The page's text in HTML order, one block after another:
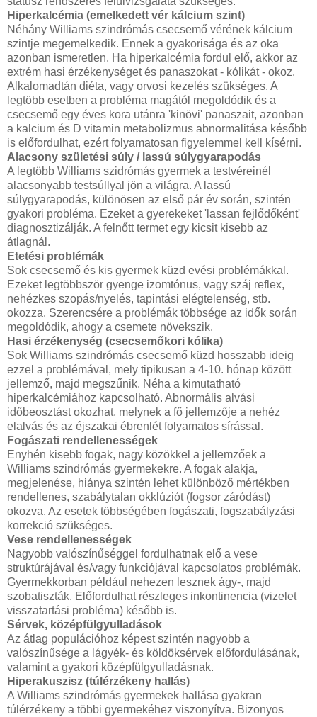
Hiperkalcémia (emelkedett vér kálcium szint)
Néhány Williams szindrómás csecsemő vérének kálcium
szintje megemelkedik. Ennek a gyakorisága és az oka
azonban ismeretlen. Ha hiperkalcémia fordul elő, akkor az
extrém hasi érzékenységet és panaszokat - kólikát - okoz.
Alkalomadtán diéta, vagy orvosi kezelés szükséges. A
legtöbb esetben a probléma magától megoldódik és a
csecsemő egy éves kora utánra 'kinövi' panaszait, azonban
a kalcium és D vitamin metabolizmus abnormalitása később
is előfordulhat, ezért folyamatosan figyelemmel kell kísérni.
Alacsony születési súly / lassú súlygyarapodás
A legtöbb Williams szidrómás gyermek a testvéreinél
alacsonyabb testsúllyal jön a világra. A lassú
súlygyarapodás, különösen az első pár év során, szintén
gyakori probléma. Ezeket a gyerekeket 'lassan fejlődőként'
diagnosztizálják. A felnőtt termet egy kicsit kisebb az
átlagnál.
Etetési problémák
Sok csecsemő és kis gyermek küzd evési problémákkal.
Ezeket legtöbbször gyenge izomtónus, vagy száj reflex,
nehézkes szopás/nyelés, tapintási elégtelenség, stb.
okozza. Szerencsére a problémák többsége az idők során
megoldódik, ahogy a csemete növekszik.
Hasi érzékenység (csecsemőkori kólika)
Sok Williams szindrómás csecsemő küzd hosszabb ideig
ezzel a problémával, mely tipikusan a 4-10. hónap között
jellemző, majd megszűnik. Néha a kimutatható
hiperkalcémiához kapcsolható. Abnormális alvási
időbeosztást okozhat, melynek a fő jellemzője a nehéz
elalvás és az éjszakai ébrenlét folyamatos sírással.
Fogászati rendellenességek
Enyhén kisebb fogak, nagy közökkel a jellemzőek a
Williams szindrómás gyermekekre. A fogak alakja,
megjelenése, hiánya szintén lehet különböző mértékben
rendellenes, szabálytalan okklúziót (fogsor záródást)
okozva. Az esetek többségében fogászati, fogszabályzási
korrekció szükséges.
Vese rendellenességek
Nagyobb valószínűséggel fordulhatnak elő a vese
struktúrájával és/vagy funkciójával kapcsolatos problémák.
Gyermekkorban például nehezen lesznek ágy-, majd
szobatiszták. Előfordulhat részleges inkontinencia (vizelet
visszatartási probléma) később is.
Sérvek, középfülgyulladások
Az átlag populációhoz képest szintén nagyobb a
valószínűsége a lágyék- és köldöksérvek előfordulásának,
valamint a gyakori középfülgyulladásnak.
Hiperakuszisz (túlérzékeny hallás)
A Williams szindrómás gyermekek hallása gyakran
túlérzékeny a többi gyermekéhez viszonyítva. Bizonyos